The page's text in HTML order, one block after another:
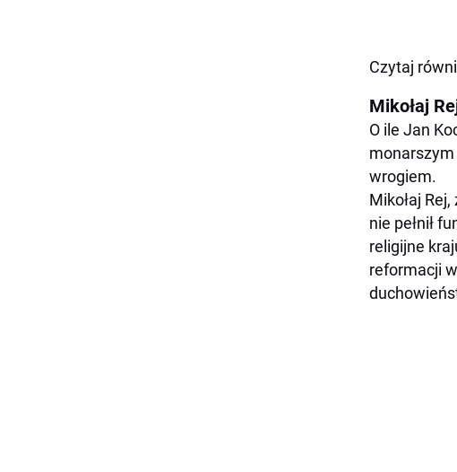
Czytaj
Mikołaj
O ile Jan
monarszym
wrogiem.
Mikołaj
nie pełnił
religijne
reformacji